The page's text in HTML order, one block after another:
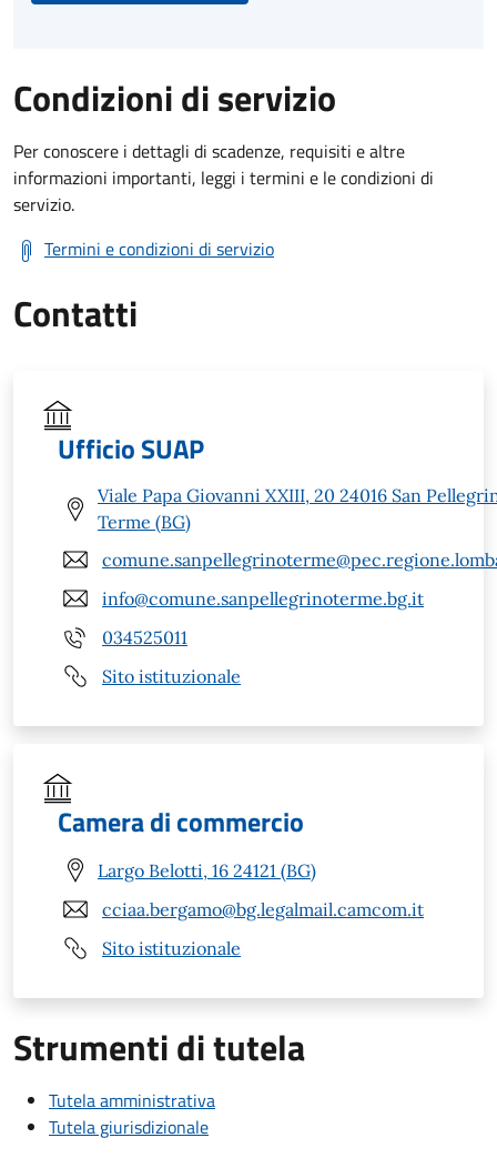
Condizioni di servizio
Per conoscere i dettagli di scadenze, requisiti e altre
informazioni importanti, leggi i termini e le condizioni di
servizio.
Termini e condizioni di servizio
Contatti
Ufficio SUAP
Viale Papa Giovanni XXIII, 20 24016 San
Terme (BG)
info@comune.sanpellegrinoterme.bg.it
034525011
Sito istituzionale
Camera di commercio
Largo Belotti, 16 24121 (BG)
cciaa.bergamo@bg.legalmail.camcom.it
Sito istituzionale
Strumenti di tutela
Tutela amministrativa
Tutela giurisdizionale